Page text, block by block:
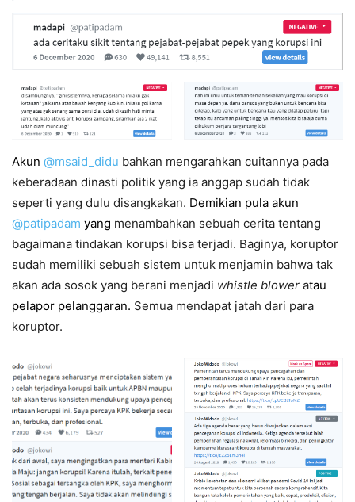
Akun @msaid_didu bahkan mengarahkan cuitannya pada
keberadaan dinasti politik yang ia anggap sudah tidak
seperti yang dulu disangkakan. Demikian pula akun
@patipadam yang menambahkan sebuah cerita tentang
bagaimana tindakan korupsi bisa terjadi. Baginya, koruptor
sudah memiliki sebuah sistem untuk menjamin bahwa tak
akan ada sosok yang berani menjadi whistle blower atau
pelapor pelanggaran. Semua mendapat jatah dari para
koruptor.